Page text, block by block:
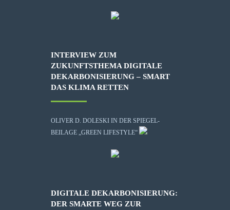
INTERVIEW ZUM
ZUKUNFTSTHEMA DIGITALE
DEKARBONISIERUNG – SMART
DAS KLIMA RETTEN
OLIVER D. DOLESKI IN DER SPIEGEL-
BEILAGE „GREEN LIFESTYLE“
DIGITALE DEKARBONISIERUNG:
DER SMARTE WEG ZUR